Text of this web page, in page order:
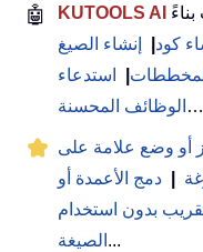
🤖
كود
إنشاء الصيغ
المخططات
استدعاء
الوظائف المحسنة …
أو وضع علامة على
دمج الأعمدة أو
بدون استخدام
الصيغة ...